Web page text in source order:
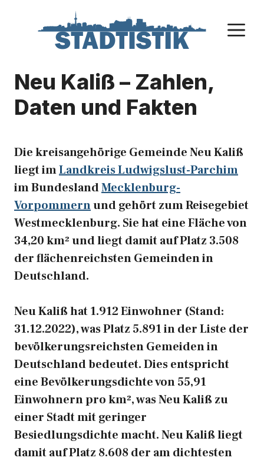
Neu Kaliß – Zahlen,
Daten und Fakten
Die kreisangehörige Gemeinde Neu Kaliß
liegt imLandkreis Ludwigslust-Parchim
im BundeslandMecklenburg-
Vorpommernund gehört zum Reisegebiet
Westmecklenburg. Sie hat eine Fläche von
34,20 km² und liegt damit auf Platz 3.508
der flächenreichsten Gemeinden in
Deutschland.
Neu Kaliß hat 1.912 Einwohner (Stand:
31.12.2022), was Platz 5.891 in der Liste der
bevölkerungsreichsten Gemeiden in
Deutschland bedeutet. Dies entspricht
eine Bevölkerungsdichte von 55,91
Einwohnern pro km², was Neu Kaliß zu
einer Stadt mit geringer
Besiedlungsdichte macht. Neu Kaliß liegt
damit auf Platz 8.608 der am dichtesten